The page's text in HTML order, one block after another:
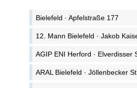
Bielefeld · Apfelstraße 177
12. Mann Bielefeld · Jakob
AGIP ENI Herford · Elverdisser
ARAL Bielefeld · Jöllenbecker